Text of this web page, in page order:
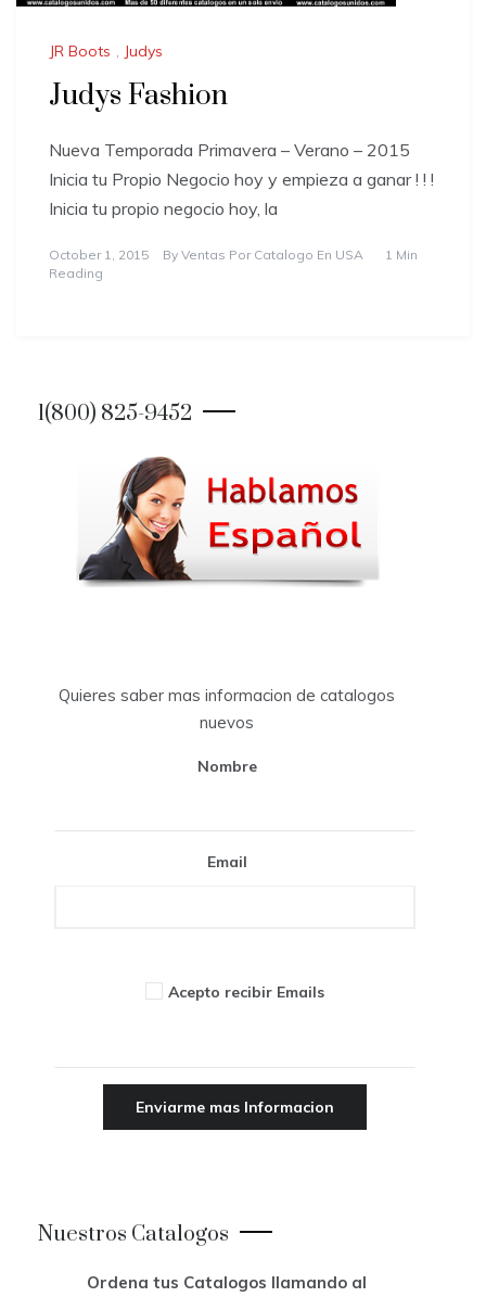
JR Boots , Judys
Judys Fashion
Nueva Temporada Primavera – Verano – 2015
Inicia tu Propio Negocio hoy y empieza a ganar ! ! !
Inicia tu propio negocio hoy, la
October 1, 2015 By Ventas Por Catalogo En USA
1 Min
Reading
1(800) 825-9452
Quieres saber mas informacion de catalogos
nuevos
Nombre
Email
Acepto recibir Emails
Nuestros Catalogos
Ordena tus Catalogos llamando al